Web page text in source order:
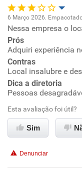
Recomenda a
Oportunidade de
Ambiente de
Conciliação com a
Não recomenda
6 Março 2026.
Nessa empresa o
Prós
Adquiri experiência
Contras
Local insalubre e
Dica a diretoria
Pessoas
Esta avaliação foi útil?
Sim
Denunciar